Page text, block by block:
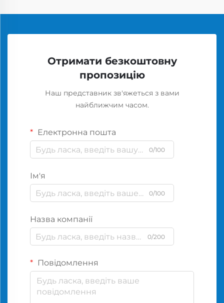
Отримати безкоштовну
пропозицію
Наш представник зв'яжеться з вами
найближчим часом.
Електронна пошта
0/100
Ім'я
0/100
Назва компанії
0/200
Повідомлення